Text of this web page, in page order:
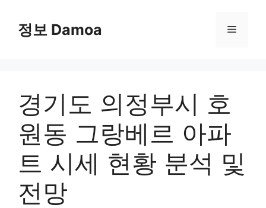
content정보 Damoa Menu
경기도 의정부시 호
원동 그랑베르 아파
트 시세 현황 분석 및
전망